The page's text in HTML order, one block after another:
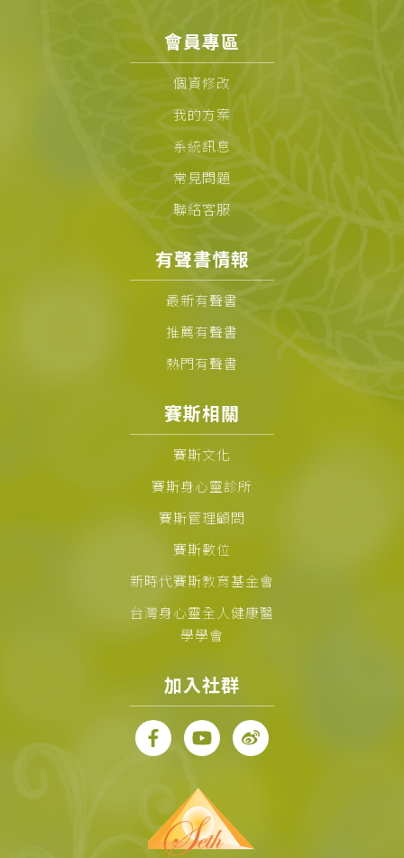
會員專區
個資修改
我的方案
系統訊息
常見問題
聯絡客服
有聲書情報
最新有聲書
推薦有聲書
熱門有聲書
賽斯相關
賽斯文化
賽斯身心靈診所
賽斯管理顧問
賽斯數位
新時代賽斯教育基金會
台灣身心靈全人健康醫
學學會
加入社群